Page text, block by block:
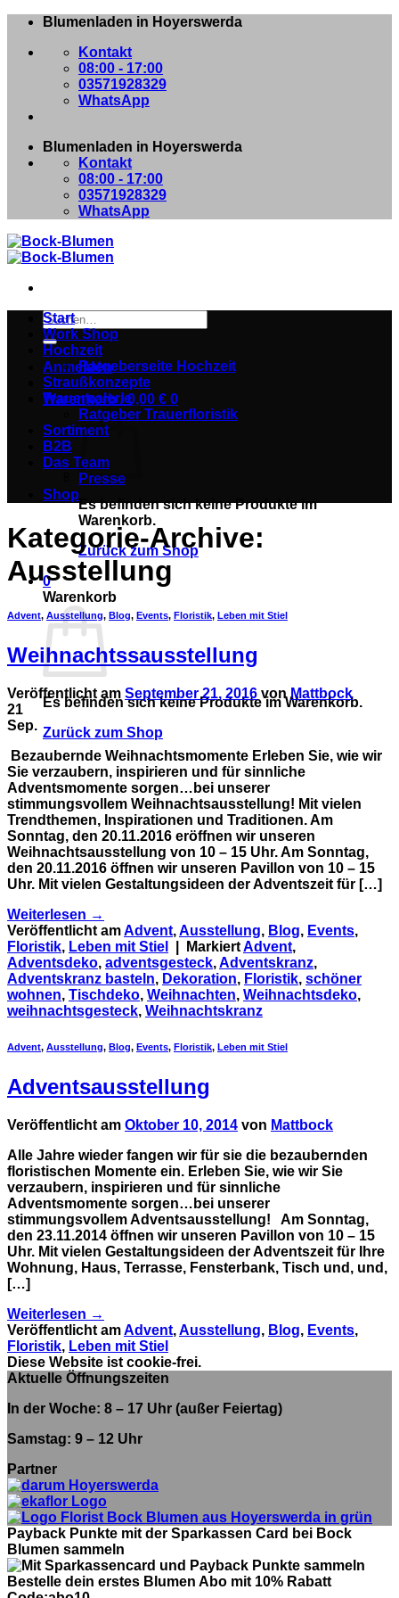
Zum
springen
Blumenladen in Hoyerswerda
Kontakt
08:00 - 17:00
03571928329
WhatsApp
Blumenladen in Hoyerswerda
Kontakt
08:00 - 17:00
03571928329
WhatsApp
Suchen
nach:
Anmelden
Warenkorb /0,00 € 0
Es befinden sich keine Produkte im
Warenkorb.
Zurück zum Shop
0
Warenkorb
Es befinden sich keine Produkte im Warenkorb.
Zurück zum Shop
Start
Work Shop
Hochzeit
Ratgeberseite Hochzeit
Straußkonzepte
Trauergalerie
Ratgeber Trauerfloristik
Sortiment
B2B
Das Team
Presse
Shop
Kategorie-Archive:
Ausstellung
Advent, Ausstellung, Blog, Events, Floristik, Leben mit Stiel
Weihnachtssausstellung
Veröffentlicht am September 21, 2016 vonMattbock
21
Sep.
Bezaubernde Weihnachtsmomente Erleben Sie, wie wir
Sie verzaubern, inspirieren und für sinnliche
Adventsmomente sorgen…bei unserer
stimmungsvollem Weihnachtsausstellung! Mit vielen
Trendthemen, Inspirationen und Traditionen. Am
Sonntag, den 20.11.2016 eröffnen wir unseren
Weihnachtsausstellung von 10 – 15 Uhr. Am Sonntag,
den 20.11.2016 öffnen wir unseren Pavillon von 10 – 15
Uhr. Mit vielen Gestaltungsideen der Adventszeit für […]
Weiterlesen →
Veröffentlicht amAdvent,Ausstellung, Blog, Events,
Floristik, Leben mit Stiel MarkiertAdvent,
Adventsdeko, adventsgesteck,Adventskranz,
Adventskranz basteln, Dekoration, Floristik, schöner
wohnen, Tischdeko, Weihnachten, Weihnachtsdeko,
weihnachtsgesteck, Weihnachtskranz
Advent, Ausstellung, Blog, Events, Floristik, Leben mit Stiel
Adventsausstellung
Veröffentlicht am Oktober 10, 2014 von Mattbock
Alle Jahre wieder fangen wir für sie die bezaubernden
floristischen Momente ein. Erleben Sie, wie wir Sie
verzaubern, inspirieren und für sinnliche
Adventsmomente sorgen…bei unserer
stimmungsvollem Adventsausstellung! Am Sonntag,
den 23.11.2014 öffnen wir unseren Pavillon von 10 – 15
Uhr. Mit vielen Gestaltungsideen der Adventszeit für Ihre
Wohnung, Haus, Terrasse, Fensterbank, Tisch und, und,
[…]
Weiterlesen →
Veröffentlicht amAdvent,Ausstellung, Blog, Events,
Floristik, Leben mit Stiel
Diese Website ist cookie-frei.
Aktuelle Öffnungszeiten
In der Woche: 8 – 17 Uhr (außer Feiertag)
Samstag: 9 – 12 Uhr
Partner
Payback Punkte mit der Sparkassen Card bei Bock
Blumen sammeln
Bestelle dein erstes Blumen Abo mit 10% Rabatt